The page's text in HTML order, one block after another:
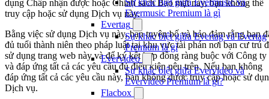
Sự khác biệt giữa Evermusic và
Evermusic Premium là gì
Evertag
Sự khác biệt giữa Evertag và Evertag
Premium là gì
Evervideo
Sự khác biệt giữa Evervideo và
Evervideo Premium là gì?
Flacbox
dụng Chấp nhận được hoặc Chính sách Bảo mật này, bạn không thể
truy cập hoặc sử dụng Dịch vụ này.
Bằng việc sử dụng Dịch vụ này, bạn tuyên bố và bảo đảm rằng bạn
đủ tuổi thành niên theo pháp luật tại khu vực tài phán nơi bạn cư trú
sử dụng trang web này và để ký kết hợp đồng ràng buộc với Công ty
và đáp ứng tất cả các yêu cầu đủ điều kiện nêu trên. Nếu bạn không
đáp ứng tất cả các yêu cầu này, bạn không được truy cập hoặc sử
Dịch vụ.